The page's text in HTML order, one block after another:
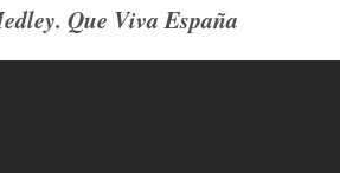
Que Viva España